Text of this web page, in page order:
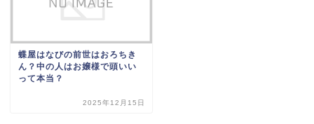
蝶屋はなびの前世はおろちき
ん？中の人はお嬢様で頭いい
って本当？
2025年12月15日